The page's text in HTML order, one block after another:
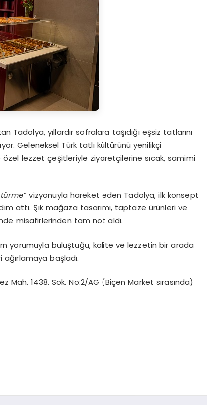
yıllardır sofralara taşıdığı eşsiz tatlarını
Geleneksel Türk tatlı kültürünü yenilikçi
lezzet çeşitleriyle ziyaretçilerine sıcak, samimi
vizyonuyla hareket eden Tadolya, ilk konsept
attı. Şık mağaza tasarımı, taptaze ürünleri ve
misafirlerinden tam not aldı.
yorumuyla buluştuğu, kalite ve lezzetin bir arada
başladı.
Mah. 1438. Sok. No:2/AG (Biçen Market sırasında)